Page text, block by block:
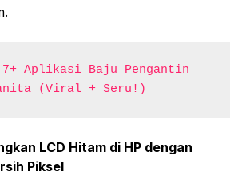
7+ Aplikasi Baju Pengantin
(Viral + Seru!)
LCD Hitam di HP dengan
Piksel